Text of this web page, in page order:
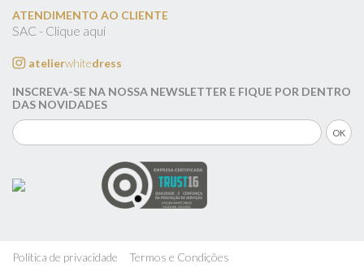
ATENDIMENTO AO CLIENTE
SAC - Clique aqui
atelierwhitedress
INSCREVA-SE NA NOSSA NEWSLETTER E FIQUE POR DENTRO
DAS NOVIDADES
Política de privacidade Termos e Condições